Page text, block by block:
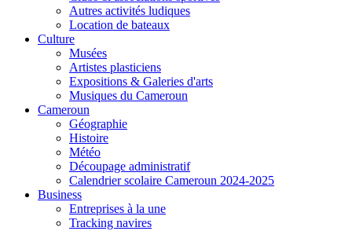
Autres activités ludiques
Location de bateaux
Culture
Musées
Artistes plasticiens
Expositions & Galeries d'arts
Musiques du Cameroun
Cameroun
Géographie
Histoire
Météo
Découpage administratif
Calendrier scolaire Cameroun 2024-2025
Business
Entreprises à la une
Tracking navires